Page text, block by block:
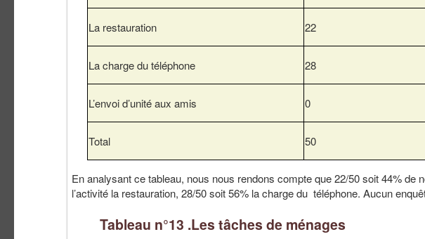
La restauration 22
La charge du téléphone 28
L’envoi d’unité aux amis 0
Total 50
En analysant ce tableau, nous nous rendons compte que 22/50 soit 44%
l’activité la restauration, 28/50 soit 56% la charge du téléphone. Aucun
Tableau n°13 .Les tâches de ménages